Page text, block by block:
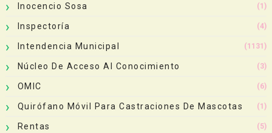
Inocencio Sosa (1)
Inspectoría (4)
Intendencia Municipal (1131)
Núcleo De Acceso Al Conocimiento (3)
OMIC (6)
Quirófano Móvil Para Castraciones De Mascotas (1)
Rentas (5)